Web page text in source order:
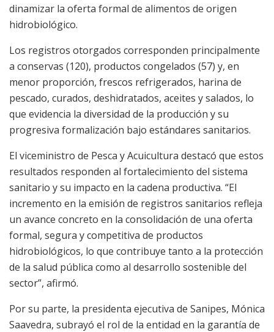
dinamizar la oferta formal de alimentos de origen
hidrobiológico.
Los registros otorgados corresponden principalmente
a conservas (120), productos congelados (57) y, en
menor proporción, frescos refrigerados, harina de
pescado, curados, deshidratados, aceites y salados, lo
que evidencia la diversidad de la producción y su
progresiva formalización bajo estándares sanitarios.
El viceministro de Pesca y Acuicultura destacó que estos
resultados responden al fortalecimiento del sistema
sanitario y su impacto en la cadena productiva. “El
incremento en la emisión de registros sanitarios refleja
un avance concreto en la consolidación de una oferta
formal, segura y competitiva de productos
hidrobiológicos, lo que contribuye tanto a la protección
de la salud pública como al desarrollo sostenible del
sector”, afirmó.
Por su parte, la presidenta ejecutiva de Sanipes, Mónica
Saavedra, subrayó el rol de la entidad en la garantía de